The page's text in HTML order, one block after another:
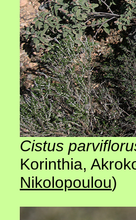
Cistus
Korinthia,
Nikolopoulou)